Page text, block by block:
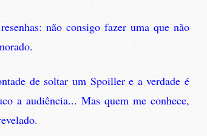
não consigo fazer uma que não
de soltar um Spoiller e a verdade é
a audiência... Mas quem me conhece,